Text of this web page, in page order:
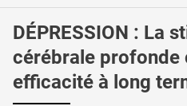
DÉPRESSION : La
cérébrale profonde
efficacité à long